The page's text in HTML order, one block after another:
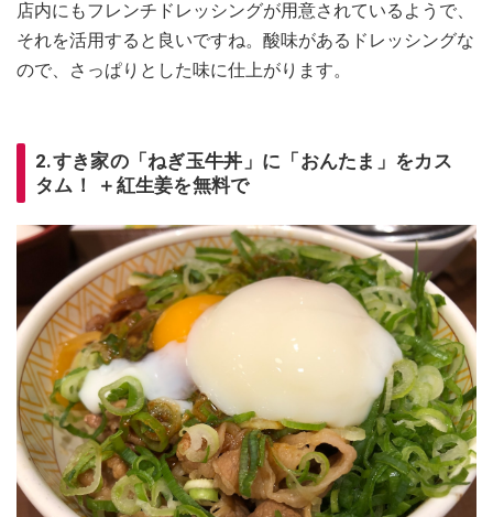
店内にもフレンチドレッシングが用意されているようで、
それを活用すると良いですね。酸味があるドレッシングな
ので、さっぱりとした味に仕上がります。
2.すき家の「ねぎ玉牛丼」に「おんたま」をカス
タム！ ＋紅生姜を無料で